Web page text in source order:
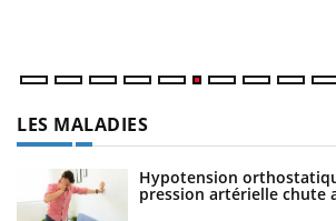
LES MALADIES
Hypotension
pression artérielle chute